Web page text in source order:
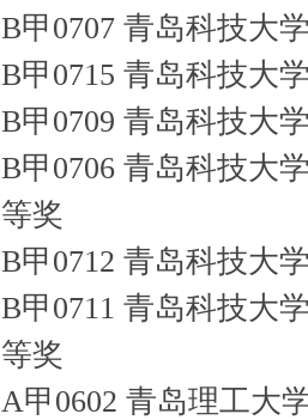
B甲0707 青岛科技大
B甲0715 青岛科技大
B甲0709 青岛科技大
B甲0706 青岛科技大
等奖
B甲0712 青岛科技大
B甲0711 青岛科技大
等奖
A甲0602 青岛理工大